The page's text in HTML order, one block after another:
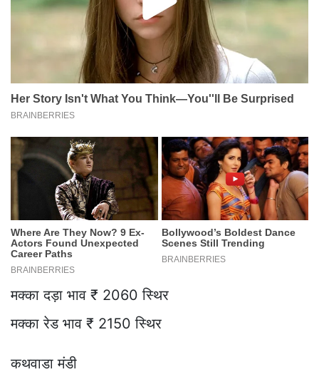
मक्का दड़ा भाव ₹ 2060 स्थिर
मक्का रेड भाव ₹ 2150 स्थिर
कथवाडा मंडी